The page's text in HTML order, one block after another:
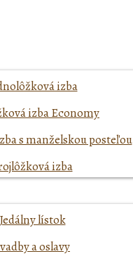
izba
izba Economy
s manželskou posteľou
izba
Jedálny lístok
a oslavy